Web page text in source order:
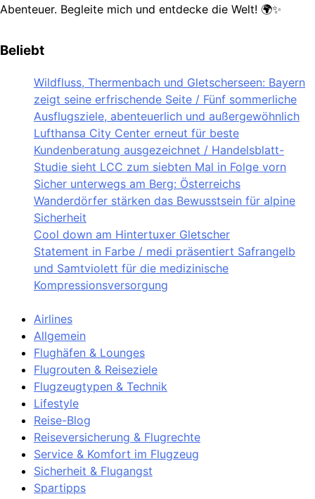
Abenteuer. Begleite mich und entdecke die Welt! 🌍✨
Beliebt
Wildfluss, Thermenbach und Gletscherseen: Bayern
zeigt seine erfrischende Seite / Fünf sommerliche
Ausflugsziele, abenteuerlich und außergewöhnlich
Lufthansa City Center erneut für beste
Kundenberatung ausgezeichnet / Handelsblatt-
Studie sieht LCC zum siebten Mal in Folge vorn
Sicher unterwegs am Berg: Österreichs
Wanderdörfer stärken das Bewusstsein für alpine
Sicherheit
Cool down am Hintertuxer Gletscher
Statement in Farbe / medi präsentiert Safrangelb
und Samtviolett für die medizinische
Kompressionsversorgung
Airlines
Allgemein
Flughäfen & Lounges
Flugrouten & Reiseziele
Flugzeugtypen & Technik
Lifestyle
Reise-Blog
Reiseversicherung & Flugrechte
Service & Komfort im Flugzeug
Sicherheit & Flugangst
Spartipps